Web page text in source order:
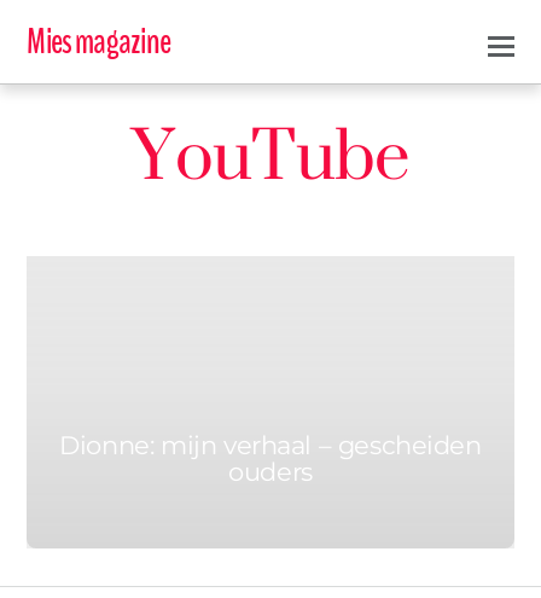
Mies magazine
YouTube
Dionne: mijn verhaal – gescheiden
ouders